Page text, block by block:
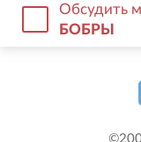
Обсудить
БОБРЫ